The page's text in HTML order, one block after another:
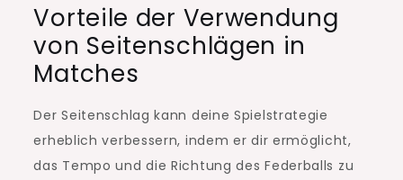
Vorteile der Verwendung
von Seitenschlägen in
Matches
Der Seitenschlag kann deine Spielstrategie
erheblich verbessern, indem er dir ermöglicht,
das Tempo und die Richtung des Federballs zu